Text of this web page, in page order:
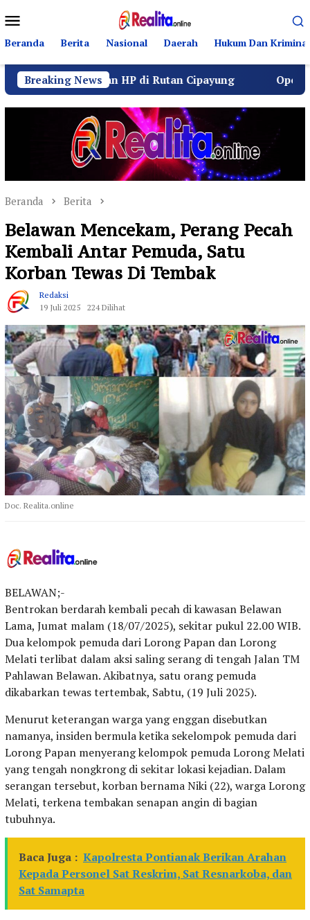
ke
kontenMobile
Beranda Berita Nasional Daerah Hukum Dan Kriminal
Breaking News
Dugaan HP di Rutan Cipayung Operasi Senyap
Beranda Berita
Belawan Mencekam, Perang Pecah
Kembali Antar Pemuda, Satu
Korban Tewas Di Tembak
Redaksi
19 Juli 2025
224 Dilihat
Doc. Realita.online
BELAWAN;-
Bentrokan berdarah kembali pecah di kawasan Belawan
Lama, Jumat malam (18/07/2025), sekitar pukul 22.00 WIB.
Dua kelompok pemuda dari Lorong Papan dan Lorong
Melati terlibat dalam aksi saling serang di tengah Jalan TM
Pahlawan Belawan. Akibatnya, satu orang pemuda
dikabarkan tewas tertembak, Sabtu, (19 Juli 2025).
Menurut keterangan warga yang enggan disebutkan
namanya, insiden bermula ketika sekelompok pemuda dari
Lorong Papan menyerang kelompok pemuda Lorong Melati
yang tengah nongkrong di sekitar lokasi kejadian. Dalam
serangan tersebut, korban bernama Niki (22), warga Lorong
Melati, terkena tembakan senapan angin di bagian
tubuhnya.
Baca Juga : Kapolresta Pontianak Berikan Arahan
Kepada Personel Sat Reskrim, Sat Resnarkoba, dan
Sat Samapta